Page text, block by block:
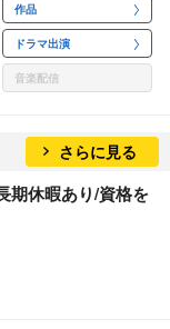
作品
ドラマ出演
音楽配信
さらに見る
期休暇あり/資格を